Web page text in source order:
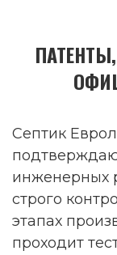
Септик
инженерных
строго
этапах
проходит